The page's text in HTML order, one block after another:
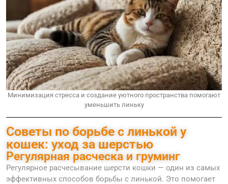
Минимизация стресса и создание уютного пространства помогают
уменьшить линьку
Советы по борьбе с линькой у
кошек: уход за шерстью
Регулярная расческа и груминг
Регулярное расчесывание шерсти кошки — один из самых
эффективных способов борьбы с линькой. Это помогает